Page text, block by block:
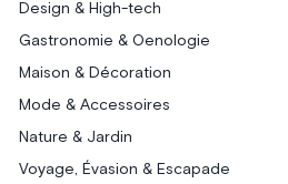
Design & High-tech
Gastronomie & Oenologie
Maison & Décoration
Mode & Accessoires
Nature & Jardin
Voyage, Évasion & Escapade